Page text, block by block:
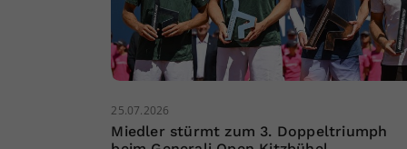
25.07.2026
Miedler stürmt zum 3. Doppeltriumph